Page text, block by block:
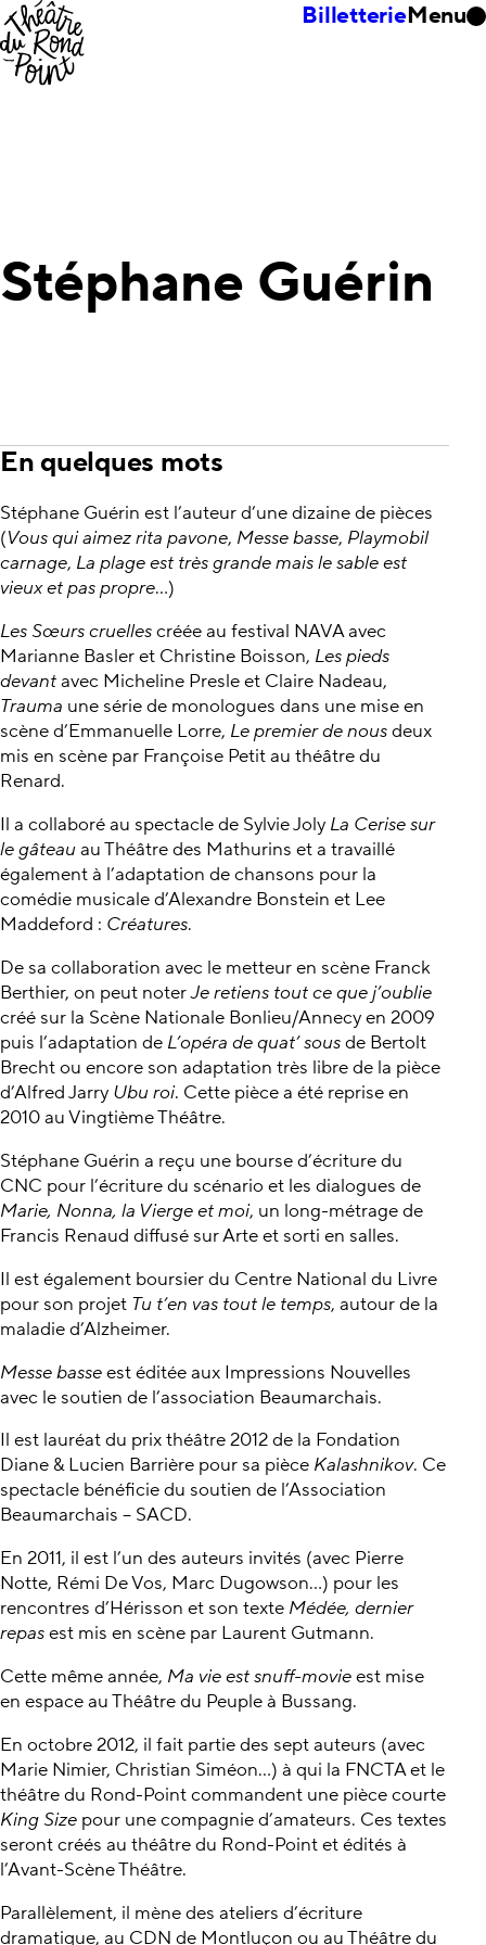
BilletterieMenu
Stéphane Guérin
En quelques mots
Stéphane Guérin est l’auteur d’une dizaine de pièces
(Vous qui aimez rita pavone, Messe basse, Playmobil
carnage, La plage est très grande mais le sable est
vieux et pas propre...)
Les Sœurs cruellescréée au festival NAVA avec
Marianne Basler et Christine Boisson, Les pieds
devantavec Micheline Presle et Claire Nadeau,
Trauma une série de monologues dans une mise en
scène d’Emmanuelle Lorre, Le premier de nousdeux
mis en scène par Françoise Petit au théâtre du
Renard.
Il a collaboré au spectacle de Sylvie Joly La Cerise sur
le gâteauau Théâtre des Mathurins et a travaillé
également à l’adaptation de chansons pour la
comédie musicale d’Alexandre Bonstein et Lee
Maddeford : Créatures.
De sa collaboration avec le metteur en scène Franck
Berthier, on peut noterJe retiens tout ce que j’oublie
créé sur la Scène Nationale Bonlieu/Annecy en 2009
puis l’adaptation de L’opéra de quat’ sousde Bertolt
Brecht ou encore son adaptation très libre de la pièce
d’Alfred Jarry Ubu roi. Cette pièce a été reprise en
2010 au Vingtième Théâtre.
Stéphane Guérin a reçu une bourse d’écriture du
CNC pour l’écriture du scénario et les dialogues de
Marie, Nonna, la Vierge et moi, un long-métrage de
Francis Renaud diffusé sur Arte et sorti en salles.
Il est également boursier du Centre National du Livre
pour son projet Tu t’en vas tout le temps, autour de la
maladie d’Alzheimer.
Messe basseest éditée aux Impressions Nouvelles
avec le soutien de l’association Beaumarchais.
Il est lauréat du prix théâtre 2012 de la Fondation
Diane & Lucien Barrière pour sa pièce Kalashnikov. Ce
spectacle bénéficie du soutien de l’Association
Beaumarchais – SACD.
En 2011, il est l’un des auteurs invités (avec Pierre
Notte, Rémi De Vos, Marc Dugowson…) pour les
rencontres d’Hérisson et son texte Médée, dernier
repasest mis en scène par Laurent Gutmann.
Cette même année, Ma vie est snuff-movieest mise
en espace au Théâtre du Peuple à Bussang.
En octobre 2012, il fait partie des sept auteurs (avec
Marie Nimier, Christian Siméon…) à qui la FNCTA et le
théâtre du Rond-Point commandent une pièce courte
King Size pour une compagnie d’amateurs. Ces textes
seront créés au théâtre du Rond-Point et édités à
l’Avant-Scène Théâtre.
Parallèlement, il mène des ateliers d’écriture
dramatique, au CDN de Montluçon ou au Théâtre du